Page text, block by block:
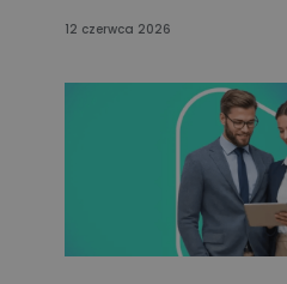
12 czerwca 2026